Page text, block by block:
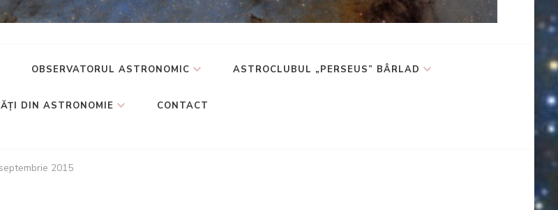
OBSERVATORUL ASTRONOMIC ASTROCLUBUL „PERSEUS” BÂRLAD
DIN ASTRONOMIE CONTACT
2015